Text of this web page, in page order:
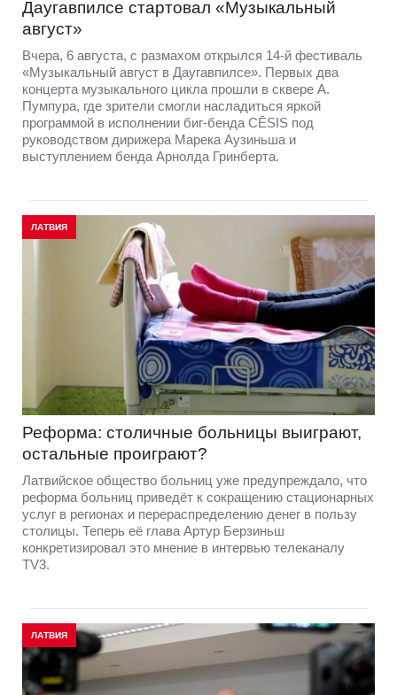
Даугавпилсе стартовал «Музыкальный
август»
Вчера, 6 августа, с размахом открылся 14-й фестиваль
«Музыкальный август в Даугавпилсе». Первых два
концерта музыкального цикла прошли в сквере А.
Пумпура, где зрители смогли насладиться яркой
программой в исполнении биг-бенда CĒSIS под
руководством дирижера Марека Аузиньша и
выступлением бенда Арнолда Гринберта.
ЛАТВИЯ
Реформа: столичные больницы выиграют,
остальные проиграют?
Латвийское общество больниц уже предупреждало, что
реформа больниц приведёт к сокращению стационарных
услуг в регионах и перераспределению денег в пользу
столицы. Теперь её глава Артур Берзиньш
конкретизировал это мнение в интервью телеканалу
TV3.
ЛАТВИЯ